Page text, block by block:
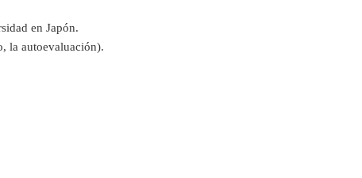
en Japón.
la autoevaluación).